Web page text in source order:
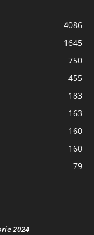
4086
1645
750
455
183
163
160
160
79
2024